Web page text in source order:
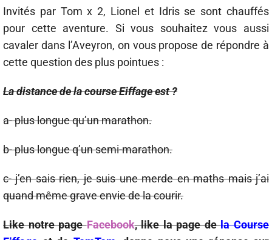
Invités par Tom x 2, Lionel et Idris se sont chauffés
pour cette aventure. Si vous souhaitez vous aussi
cavaler dans l’Aveyron, on vous propose de répondre à
cette question des plus pointues :
La distance de la course Eiffage est ?
a- plus longue qu’un marathon.
b- plus longue q’un semi-marathon.
c- j’en sais rien, je suis une merde en maths mais j’ai
quand même grave envie de la courir.
Like notre pageFacebook, like la page dela Course